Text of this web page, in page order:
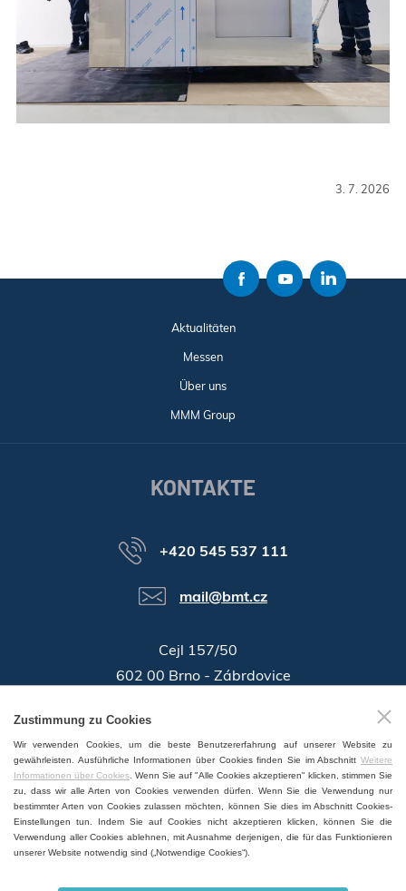
3. 7. 2026
Aktualitäten
Messen
Über uns
MMM Group
KONTAKTE
+420 545 537 111
mail@bmt.cz
Cejl 157/50
602 00 Brno - Zábrdovice
Identifikationsnummer:
GPS: 49°11'55.196"N, 16°37'19.559"E
Zustimmung zu Cookies
Wir verwenden Cookies, um die beste Benutzererfahrung auf unserer Website zu
gewährleisten. Ausführliche Informationen über Cookies finden Sie im Abschnitt Weitere
Informationen über Cookies . Wenn Sie auf "Alle Cookies akzeptieren" klicken, stimmen Sie
zu, dass wir alle Arten von Cookies verwenden dürfen. Wenn Sie die Verwendung nur
bestimmter Arten von Cookies zulassen möchten, können Sie dies im Abschnitt Cookies-
Einstellungen tun. Indem Sie auf Cookies nicht akzeptieren klicken, können Sie die
Verwendung aller Cookies ablehnen, mit Ausnahme derjenigen, die für das Funktionieren
unserer Website notwendig sind („Notwendige Cookies“).